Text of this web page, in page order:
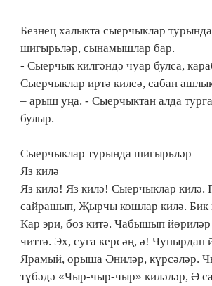
Безнең халыкта сыерчыклар
шигырьләр, сынамышлар бар.
- Сыерчык килгәндә чуар булса,
Сыерчыклар иртә килсә, сабан
– арыш уңа. - Сыерчыктан алда
булыр.
Сыерчыклар турында шигырьләр
Яз килә
Яз килә! Яз килә! Сыерчыклар килә.
сайрашып, Җырчы кошлар килә. Бик
Кар эри, боз китә. Чабышып
читтә. Эх, суга керсәң, ә! Чупырдап
Ярамый, орыша Әниләр, күрсәләр.
түбәдә «Чыр-чыр-чыр» киләләр, Ә